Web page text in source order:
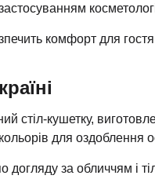
комфорт для
кушетку,
для оздоблення
догляду за обличчям і